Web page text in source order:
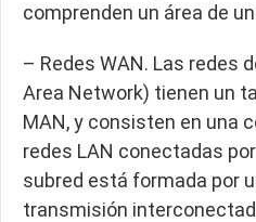
comprenden un área de
– Redes WAN. Las redes
Area Network) tienen un
MAN, y consisten en una
redes LAN conectadas
subred está formada por
transmisión